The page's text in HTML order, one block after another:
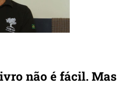
não é fácil. Mas